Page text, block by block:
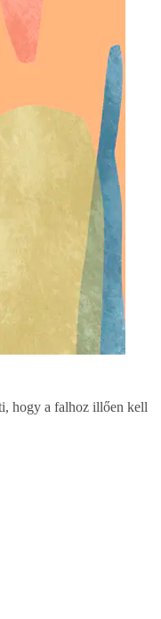
hogy a falhoz illően kell